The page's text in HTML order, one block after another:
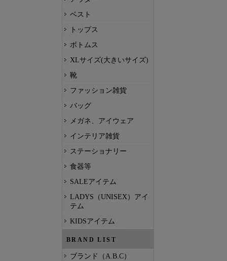
ベスト
トップス
ボトムス
XLサイズ(大きいサイズ)
靴
ファッション雑貨
バッグ
メガネ、アイウェア
インテリア雑貨
ステーショナリー
食器等
SALEアイテム
LADYS（UNISEX）アイ
テム
KIDSアイテム
BRAND LIST
ブランド（A.B.C）